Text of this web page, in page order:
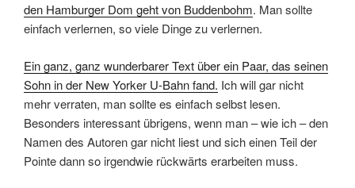
den Hamburger Dom geht von Buddenbohm. Man sollte
einfach verlernen, so viele Dinge zu verlernen.
Ein ganz, ganz wunderbarer Text über ein Paar, das seinen
Sohn in der New Yorker U-Bahn fand. Ich will gar nicht
mehr verraten, man sollte es einfach selbst lesen.
Besonders interessant übrigens, wenn man – wie ich – den
Namen des Autoren gar nicht liest und sich einen Teil der
Pointe dann so irgendwie rückwärts erarbeiten muss.